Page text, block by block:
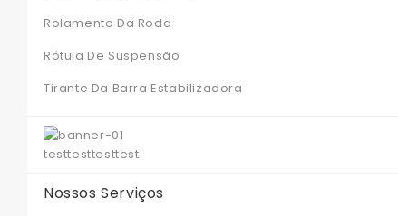
Rolamento Da Roda
Rótula De Suspensão
Tirante Da Barra Estabilizadora
testtesttesttest
Nossos Serviços